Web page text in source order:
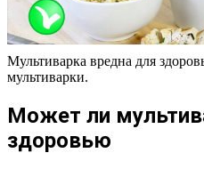
Мультиварка вредна для
мультиварки.
Может ли
здоровью